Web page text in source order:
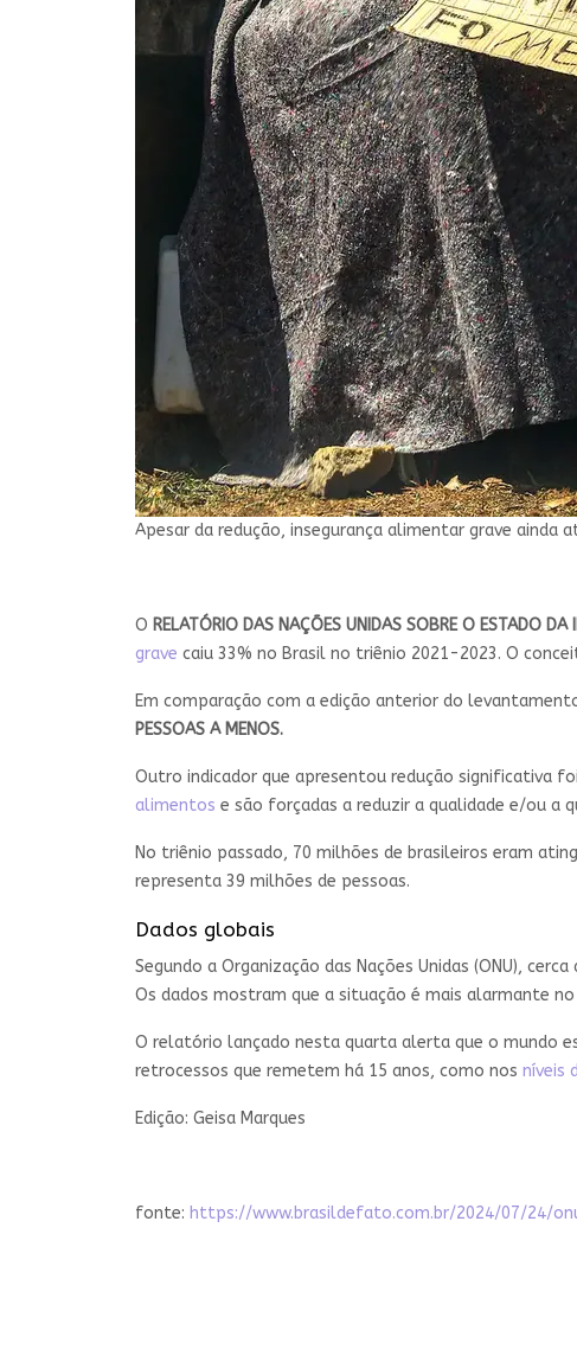
Apesar da redução, insegurança alimentar grave ainda
O RELATÓRIO DAS NAÇÕES UNIDAS SOBRE O ESTADO DA
grave caiu 33% no Brasil no triênio 2021-2023. O
Em comparação com a edição anterior do
PESSOAS A MENOS.
Outro indicador que apresentou redução significativa
alimentos e são forçadas a reduzir a qualidade e/ou a
No triênio passado, 70 milhões de brasileiros eram
representa 39 milhões de pessoas.
Dados globais
Segundo a Organização das Nações Unidas (ONU), cerca
Os dados mostram que a situação é mais alarmante
O relatório lançado nesta quarta alerta que o mundo
retrocessos que remetem há 15 anos, como nos níveis
Edição: Geisa Marques
fonte: https://www.brasildefato.com.br/2024/07/